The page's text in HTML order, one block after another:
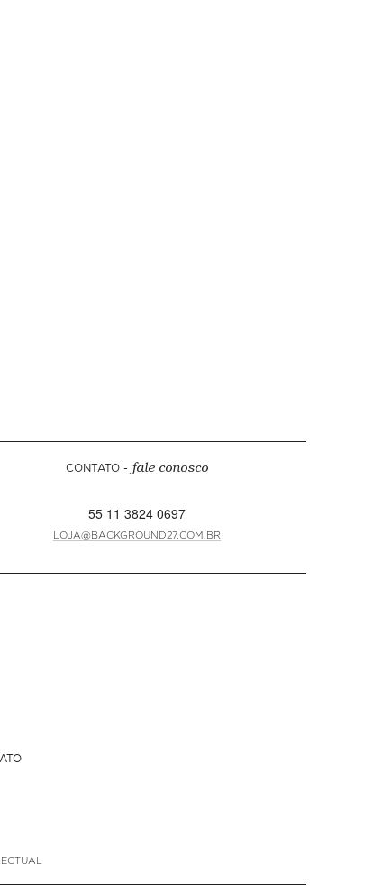
CONTATO - fale conosco
55 11 3824 0697
LOJA@BACKGROUND27.COM.BR